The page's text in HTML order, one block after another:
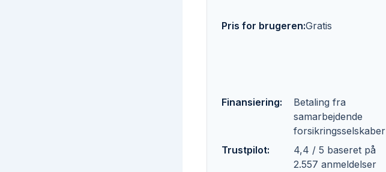
Pris for brugeren:Gratis
Finansiering:
Betaling fra
samarbejdende
forsikringsselskaber
Trustpilot:
4,4 / 5 baseret på
2.557 anmeldelser